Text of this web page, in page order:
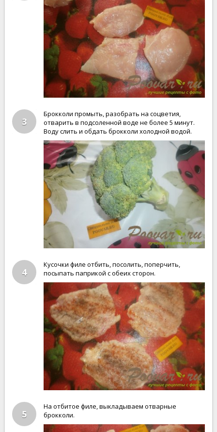
3
Брокколи промыть, разобрать на соцветия,
отварить в подсоленной воде не более 5 минут.
Воду слить и обдать брокколи холодной водой.
4
Кусочки филе отбить, посолить, поперчить,
посыпать паприкой с обеих сторон.
5
На отбитое филе, выкладываем отварные
брокколи.